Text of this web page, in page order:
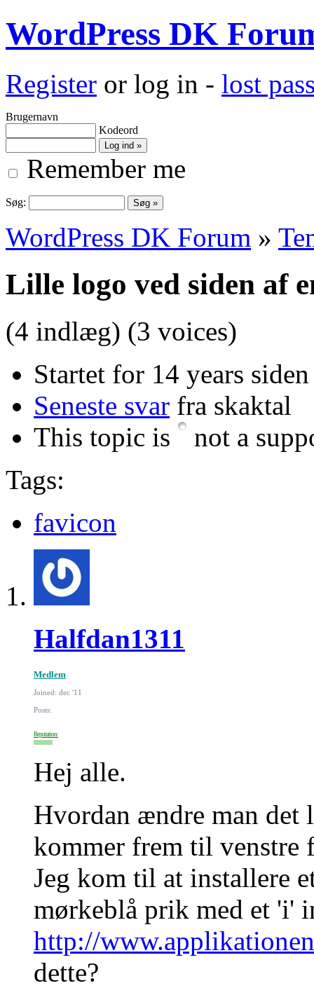
WordPress DK
Register or log in - lost
Brugernavn
Kodeord
Remember me
Søg:
WordPress DK Forum »
Lille logo ved siden af
(4 indlæg) (3 voices)
Startet for 14 years
Seneste svar fra skaktal
This topic is
not a
Tags:
favicon
Halfdan1311
Medlem
Joined: dec '11
Posts:
Reputation:
Hej alle.
Hvordan ændre man det
kommer frem til venstre
Jeg kom til at installere
mørkeblå prik med et 'i'
http://
dette?